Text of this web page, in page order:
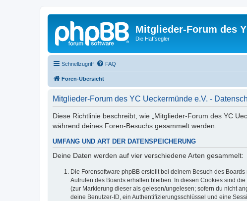
Mitglieder-Forum des
Die Haffsegler
Schnellzugriff FAQ
Foren-Übersicht
Mitglieder-Forum des YC Ueckermünde e.V. -
Diese Richtlinie beschreibt, wie „Mitglieder-Forum des YC
während deines Foren-Besuchs gesammelt werden.
UMFANG UND ART DER DATENSPEICHERUNG
Deine Daten werden auf vier verschiedene Arten gesammelt:
Die Forensoftware phpBB erstellt bei deinem Besuch des
Aufrufen des Boards erhalten bleiben. In diesen Cookies sind
(zur Markierung dieser als gelesen/ungelesen; sofern du nicht
deine Benutzer-ID, ein Authentifizierungsschlüssel und eine